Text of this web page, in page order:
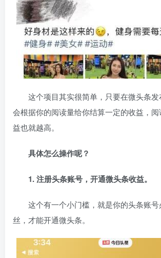
这个项目其实很简单，只要在微头条
会根据你的阅读量给你结算一定的收益，
益也就越高。
具体怎么操作呢？
1. 注册头条账号，开通微头条收益。
这个有一个小门槛，就是你的头条账
丝，才能开通微头条。